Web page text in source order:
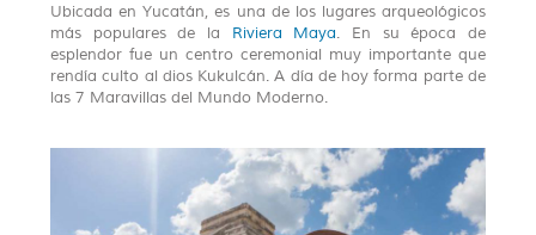
Ubicada en Yucatán, es una de los lugares arqueológicos
más populares de la Riviera Maya. En su época de
esplendor fue un centro ceremonial muy importante que
rendía culto al dios Kukulcán. A día de hoy forma parte de
las 7 Maravillas del Mundo Moderno.